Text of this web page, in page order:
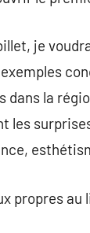
je
dans la
les
propres au